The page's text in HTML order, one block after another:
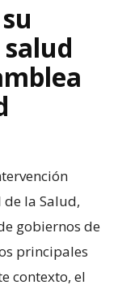
la Salud,
gobiernos de
principales
contexto, el